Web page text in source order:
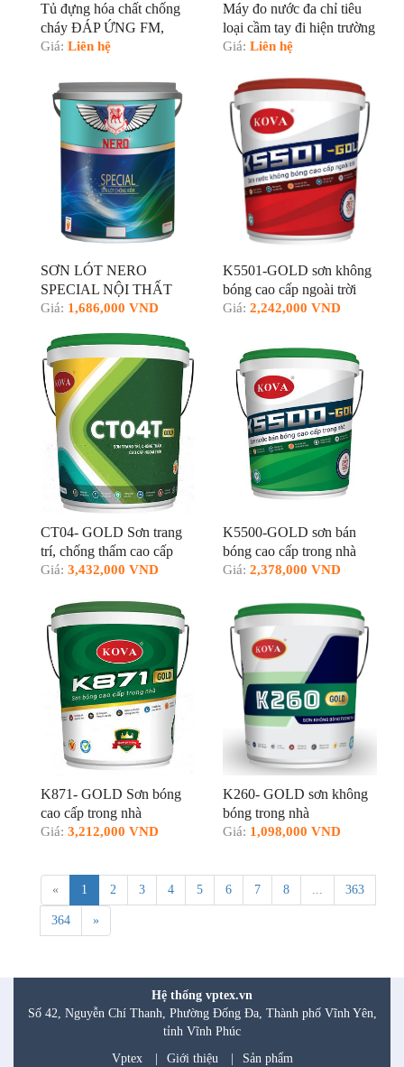
Tủ đựng hóa chất chống
cháy ĐÁP ỨNG FM,
OSHA, NFPA
Giá: Liên hệ
Máy đo nước đa chỉ tiêu
loại cầm tay đi hiện trường
YSI
Giá: Liên hệ
SƠN LÓT NERO
SPECIAL NỘI THẤT
Giá: 1,686,000 VND
K5501-GOLD sơn không
bóng cao cấp ngoài trời
Giá: 2,242,000 VND
CT04- GOLD Sơn trang
trí, chống thấm cao cấp
ngoài trời
Giá: 3,432,000 VND
K5500-GOLD sơn bán
bóng cao cấp trong nhà
Giá: 2,378,000 VND
K871- GOLD Sơn bóng
cao cấp trong nhà
Giá: 3,212,000 VND
K260- GOLD sơn không
bóng trong nhà
Giá: 1,098,000 VND
« 1 2 3 4 5 6 7 8 ... 363
364 »
Hệ thống vptex.vn
Số 42, Nguyễn Chí Thanh, Phường Đống Đa, Thành phố Vĩnh Yên,
tỉnh Vĩnh Phúc
Vptex
Giới thiệu Sản phẩm